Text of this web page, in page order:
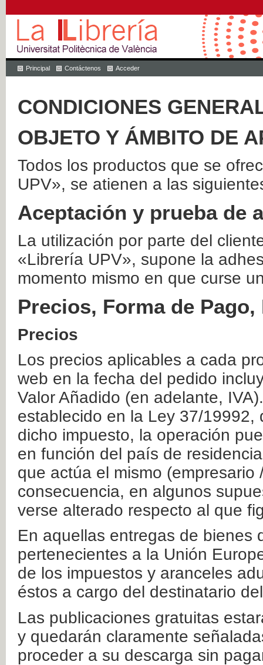
Principal Contáctenos Acceder
CONDICIONES
OBJETO Y ÁMBITO DE
Todos los productos que se
UPV», se atienen a las
Aceptación y prueba de
La utilización por parte del
«Librería UPV», supone la
momento mismo en que curse
Precios, Forma de
Precios
Los precios aplicables a cada
web en la fecha del pedido
Valor Añadido (en adelante,
establecido en la Ley 37/
dicho impuesto, la operación
en función del país de
que actúa el mismo
consecuencia, en algunos
verse alterado respecto al que
En aquellas entregas de bienes
pertenecientes a la Unión
de los impuestos y aranceles
éstos a cargo del destinatario
Las publicaciones gratuitas
y quedarán claramente
proceder a su descarga sin